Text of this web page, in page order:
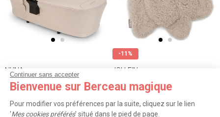
Continuer sans accepter
Bienvenue sur Berceau magique
Pour modifier vos préférences par la suite, cliquez sur le lien
'Mes cookies préférés' situé dans le pied de page.
NUNA
Nacelle sur châssis LYTL Biscotti
(série IXXA)
223.90€
-11%
JOLLEIN
Attache sucette Elephant Tales
7.90€8.90 €